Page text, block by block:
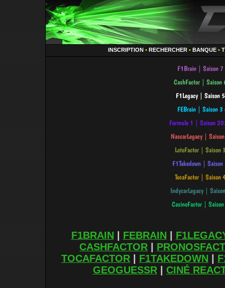
INSCRIPTION • RECHERCHER • BANQUE •
F1BRAIN FEBRAIN
CASHFACTOR
TOCAFACTOR
F1TAKEDOWN
GEOGUESSR| CINÉ